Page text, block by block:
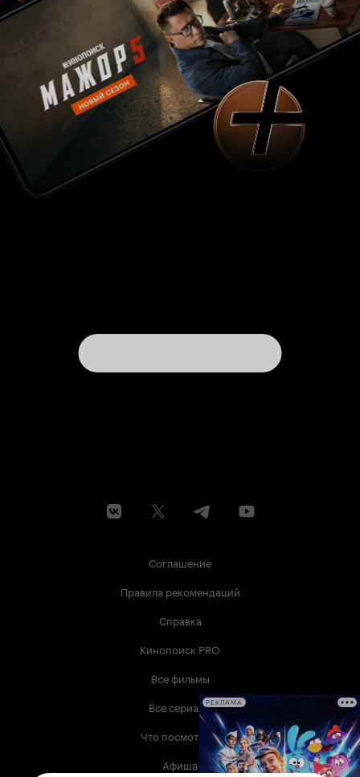
Соглашение
Правила рекомендаций
Справка
Кинопоиск PRO
Все фильмы
Все сериалы
Что посмотреть
Афиша
РЕКЛАМА